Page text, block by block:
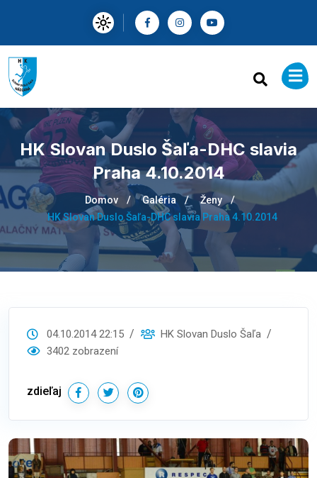
HK Slovan Duslo Šaľa-DHC slavia
Praha 4.10.2014
Domov Galéria
Ženy
HK Slovan Duslo Šaľa-DHC slavia Praha 4.10.2014
04.10.2014 22:15
HK Slovan Duslo Šaľa
3402 zobrazení
zdieľaj